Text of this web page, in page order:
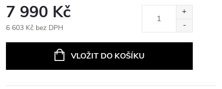
7 990 Kč
6 603 Kč bez DPH
VLOŽIT DO KOŠÍKU